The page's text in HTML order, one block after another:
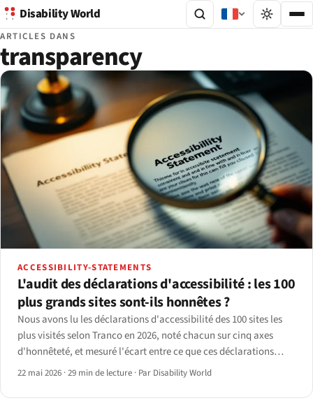
Disability World
ARTICLES DANS
transparency
ACCESSIBILITY-STATEMENTS
L'audit des déclarations d'accessibilité : les 100
plus grands sites sont-ils honnêtes ?
Nous avons lu les déclarations d'accessibilité des 100 sites les
plus visités selon Tranco en 2026, noté chacun sur cinq axes
d'honnêteté, et mesuré l'écart entre ce que ces déclarations
affirment et ce qu'un scan axe-core retourne réellement.
22 mai 2026 ·29 min de lecture · Par Disability World